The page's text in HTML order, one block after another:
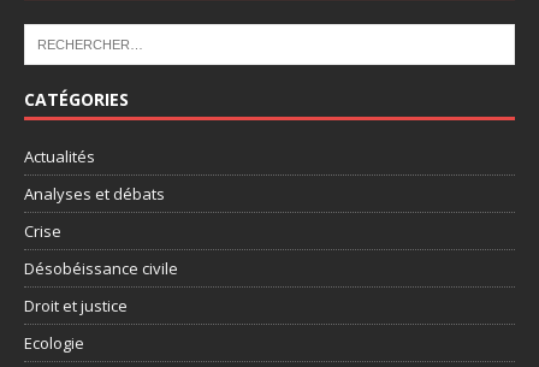
CATÉGORIES
Actualités
Analyses et débats
Crise
Désobéissance civile
Droit et justice
Ecologie